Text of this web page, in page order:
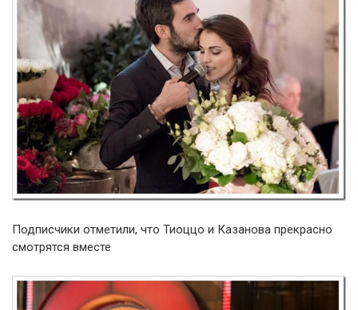
Подписчики отметили, что Тиоццо и Казанова прекрасно
смотрятся вместе